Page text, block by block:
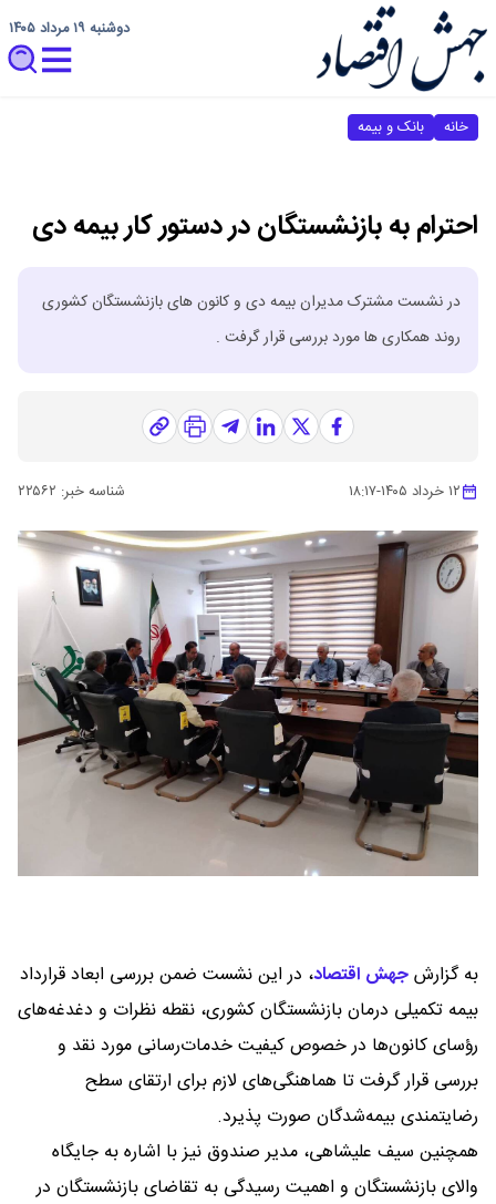
دوشنبه ۱۹ مرداد ۱۴۰۵
خانه بانک و بیمه
احترام به بازنشستگان در دستور کار بیمه دی
در نشست مشترک مدیران بیمه دی و کانون های بازنشستگان کشوری
روند همکاری ها مورد بررسی قرار گرفت .
۱۲ خرداد ۱۴۰۵ -۱۸:۱۷ شناسه خبر: ۲۲۵۶۲
به گزارشجهش اقتصاد، در این نشست ضمن بررسی ابعاد قرارداد
بیمه تکمیلی درمان بازنشستگان کشوری، نقطه نظرات و دغدغه‌های
رؤسای کانون‌ها در خصوص کیفیت خدمات‌رسانی مورد نقد و
بررسی قرار گرفت تا هماهنگی‌های لازم برای ارتقای سطح
رضایتمندی بیمه‌شدگان صورت پذیرد.
همچنین سیف علیشاهی، مدیر صندوق نیز با اشاره به جایگاه
والای بازنشستگان و اهمیت رسیدگی به تقاضای بازنشستگان در